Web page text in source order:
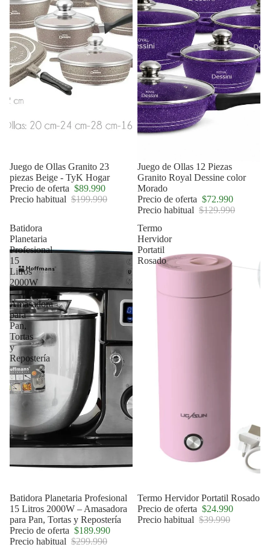
Oferta
Juego de Ollas Granito 23
piezas Beige - TyK Hogar
Precio de oferta $89.990
Precio habitual $199.990
Oferta
Juego de Ollas 12 Piezas
Granito Royal Dessine color
Morado
Precio de oferta $72.990
Precio habitual $129.990
Batidora
Planetaria
Profesional
15
Litros
2000W
–
Amasadora
para
Pan,
Tortas
y
Repostería
Agotado
Batidora Planetaria Profesional
15 Litros 2000W – Amasadora
para Pan, Tortas y Repostería
Precio de oferta $189.990
Precio habitual $299.990
Termo
Hervidor
Portatil
Rosado
Oferta
Termo Hervidor Portatil Rosado
Precio de oferta $24.990
Precio habitual $39.990